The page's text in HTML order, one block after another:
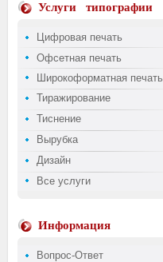
Услуги типографии
Цифровая печать
Офсетная печать
Широкоформатная печать
Тиражирование
Тиснение
Вырубка
Дизайн
Все услуги
Информация
Вопрос-Ответ